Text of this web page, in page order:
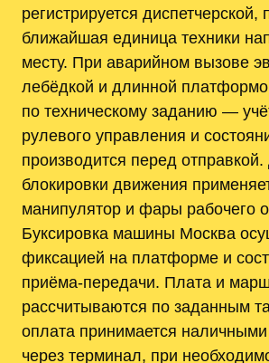
регистрируется диспетчерской,
ближайшая единица техники
месту. При аварийном вызове
лебёдкой и длинной
по техническому заданию —
рулевого управления и
производится перед
блокировки движения
манипулятор и фары рабочего
Буксировка машины Москва
фиксацией на платформе и
приёма-передачи. Плата и
рассчитываются по заданным
оплата принимается
через терминал, при